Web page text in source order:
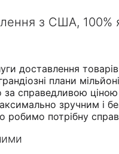
з США, 100%
доставлення
плани
справедливою
зручним і
робимо потрібну